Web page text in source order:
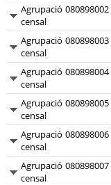
Agrupació
censal
080898002
Agrupació
censal
080898003
Agrupació
censal
080898004
Agrupació
censal
080898005
Agrupació
censal
080898006
Agrupació
censal
080898007